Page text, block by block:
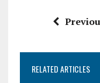
RELATED ARTICLES